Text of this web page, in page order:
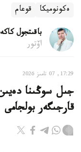
ەكونوميكا قوعام
باقىتجول
اۆتور
17:29, 07 تامىز 2026
جىل سوڭىنا
قارجىگەر بولجامى